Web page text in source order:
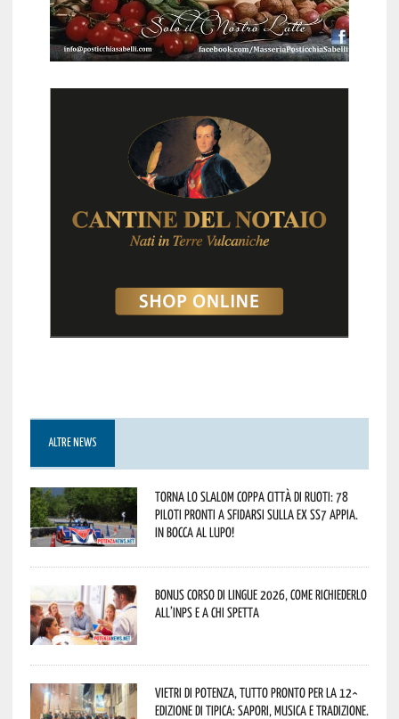
ALTRE NEWS
Torna lo Slalom Coppa Città di Ruoti: 78
piloti pronti a sfidarsi sulla ex SS7 Appia.
In bocca al lupo!
Bonus corso di lingue 2026, come richiederlo
all’INPS e a chi spetta
Vietri di Potenza, tutto pronto per la 12^
Edizione di Tipica: sapori, musica e tradizione.